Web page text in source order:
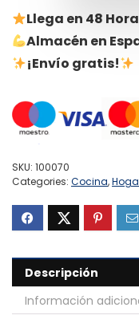
Llega en 48
Almacén en
¡Envío gratis!
SKU: 100070
Categories: Cocina,
Descripción
Información